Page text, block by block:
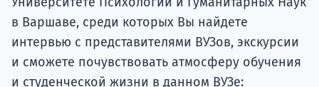
в Варшаве, среди которых Вы найдете
интервью с представителями ВУЗов, экскурсии
и сможете почувствовать атмосферу обучения
и студенческой жизни в данном ВУЗе: